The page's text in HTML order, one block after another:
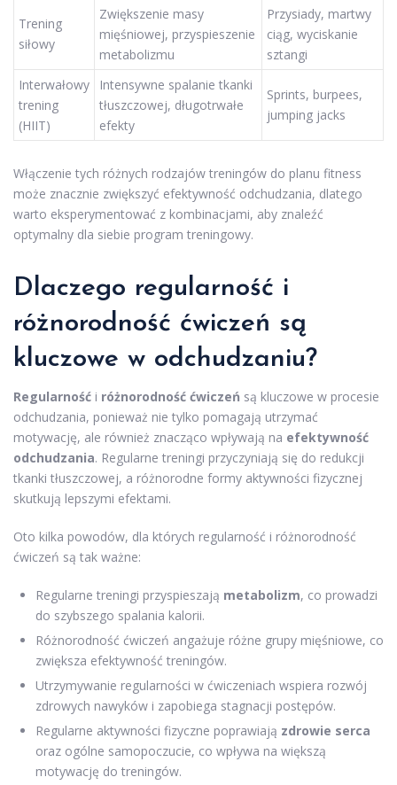
Trening
siłowy
Zwiększenie masy
mięśniowej, przyspieszenie
metabolizmu
Przysiady, martwy
ciąg, wyciskanie
sztangi
Interwałowy
trening
(HIIT)
Intensywne spalanie tkanki
tłuszczowej, długotrwałe
efekty
Sprints, burpees,
jumping jacks
Włączenie tych różnych rodzajów treningów do planu fitness
może znacznie zwiększyć efektywność odchudzania, dlatego
warto eksperymentować z kombinacjami, aby znaleźć
optymalny dla siebie program treningowy.
Dlaczego regularność i
różnorodność ćwiczeń są
kluczowe w odchudzaniu?
Regularność i różnorodność ćwiczeń są kluczowe w procesie
odchudzania, ponieważ nie tylko pomagają utrzymać
motywację, ale również znacząco wpływają na efektywność
odchudzania. Regularne treningi przyczyniają się do redukcji
tkanki tłuszczowej, a różnorodne formy aktywności fizycznej
skutkują lepszymi efektami.
Oto kilka powodów, dla których regularność i różnorodność
ćwiczeń są tak ważne:
Regularne treningi przyspieszają metabolizm, co prowadzi
do szybszego spalania kalorii.
Różnorodność ćwiczeń angażuje różne grupy mięśniowe, co
zwiększa efektywność treningów.
Utrzymywanie regularności w ćwiczeniach wspiera rozwój
zdrowych nawyków i zapobiega stagnacji postępów.
Regularne aktywności fizyczne poprawiają zdrowie serca
oraz ogólne samopoczucie, co wpływa na większą
motywację do treningów.